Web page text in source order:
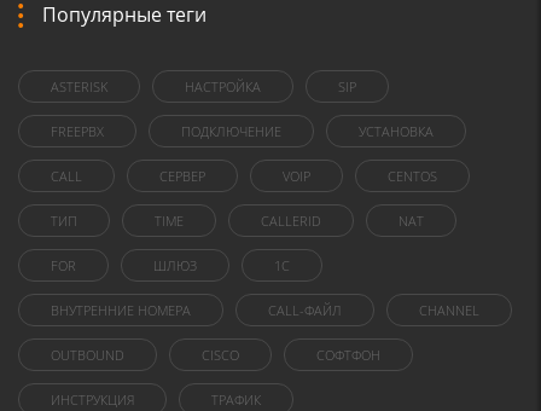
Популярные теги
ASTERISK НАСТРОЙКА SIP
FREEPBX ПОДКЛЮЧЕНИЕ УСТАНОВКА
CALL СЕРВЕР VOIP CENTOS
ТИП TIME CALLERID NAT
FOR ШЛЮЗ 1C
ВНУТРЕННИЕ НОМЕРА CALL-ФАЙЛ CHANNEL
OUTBOUND CISCO СОФТФОН
ИНСТРУКЦИЯ ТРАФИК